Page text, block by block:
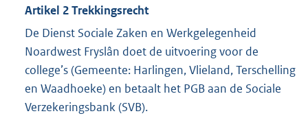
Artikel 2 Trekkingsrecht
De Dienst Sociale Zaken en Werkgelegenheid
Noardwest Fryslân doet de uitvoering voor de
college’s (Gemeente: Harlingen, Vlieland, Terschelling
en Waadhoeke) en betaalt het PGB aan de Sociale
Verzekeringsbank (SVB).